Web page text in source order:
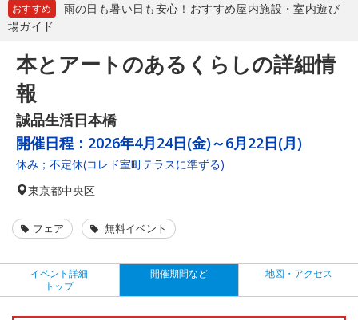
おすすめ
雨の日も暑い日も安心！おすすめ屋内施設・室内遊び
場ガイド
本とアートのあるくらしの詳細情
報
誠品生活日本橋
開催日程： 2026年4月24日(金)～6月22日(月)
休み；不定休(コレド室町テラスに準ずる)
東京都中央区
フェア 無料イベント
イベント詳細
トップ
開催期間など 地図・アクセス